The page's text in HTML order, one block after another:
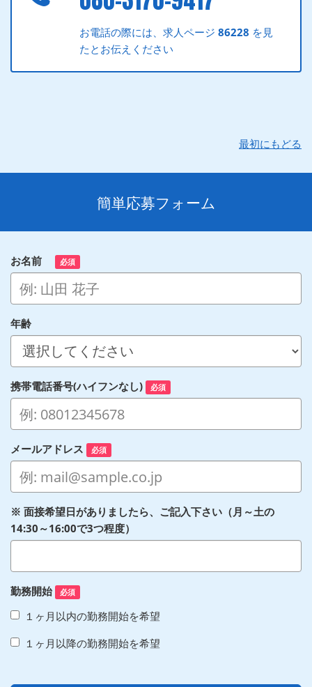
お電話の際には、求人ページ86228 を見
たとお伝えください
最初にもどる
簡単応募フォーム
お名前 必須
年齢
携帯電話番号(ハイフンなし) 必須
メールアドレス 必須
※ 面接希望日がありましたら、ご記入下さい（月～土の
14:30～16:00で3つ程度）
勤務開始 必須
１ヶ月以内の勤務開始を希望
１ヶ月以降の勤務開始を希望